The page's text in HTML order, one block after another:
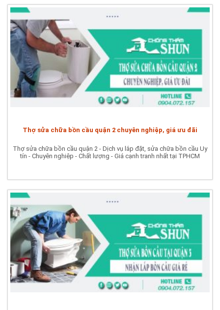
Thợ sửa chữa bồn cầu quận 2 chuyên nghiệp, giá ưu đãi
Thợ sửa chữa bồn cầu quận 2 - Dịch vụ lắp đặt, sửa chữa bồn cầu Uy
tín - Chuyên nghiệp - Chất lượng - Giá cạnh tranh nhất tại TPHCM